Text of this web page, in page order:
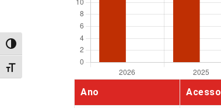
Alternar alto contraste
Alternar tamanho da fonte
Ano